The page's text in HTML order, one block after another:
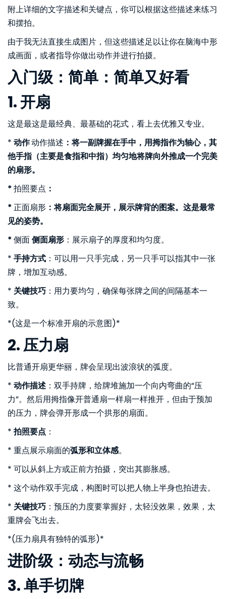
附上详细的文字描述和关键点，你可以根据这些描述来练习
和摆拍。
由于我无法直接生成图片，但这些描述足以让你在脑海中形
成画面，或者指导你做出动作并进行拍摄。
入门级：简单：简单又好看
1. 开扇
这是最这是最经典、最基础的花式，看上去优雅又专业。
* 动作动作描述 ：将一副牌握在手中，用拇指作为轴心，其
他手指（主要是食指和中指）均匀地将牌向外推成一个完美
的扇形。
*拍照要点 ：
*正面扇形 ：将扇面完全展开，展示牌背的图案。这是最常
见的姿势。
*侧面侧面扇形 ：展示扇子的厚度和均匀度。
* 手持方式 ：可以用一只手完成，另一只手可以指其中一张
牌，增加互动感。
* 关键技巧 ：用力要均匀，确保每张牌之间的间隔基本一
致。
*(这是一个标准开扇的示意图)*
2. 压力扇
比普通开扇更华丽，牌会呈现出波浪状的弧度。
* 动作描述 ：双手持牌，给牌堆施加一个向内弯曲的“压
力”。然后用拇指像开普通扇一样扇一样推开，但由于预加
的压力，牌会弹开形成一个拱形的扇面。
* 拍照要点 ：
* 重点展示扇面的弧形和立体感。
* 可以从斜上方或正前方拍摄，突出其膨胀感。
* 这个动作双手完成，构图时可以把人物上半身也拍进去。
* 关键技巧 ：预压的力度要掌握好，太轻没效果，效果，太
重牌会飞出去。
*(压力扇具有独特的弧形)*
进阶级：动态与流畅
3. 单手切牌